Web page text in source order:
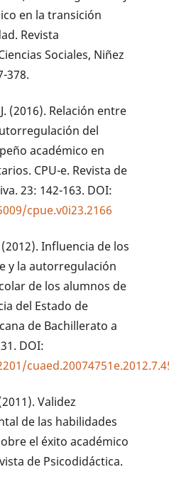
en la transición
Revista
Sociales, Niñez
378.
(2016). Relación entre
del
académico en
CPU-e. Revista de
23: 142-163. DOI:
cpue.v0i23.2166
(2012). Influencia de los
y la autorregulación
de los alumnos de
del Estado de
de Bachillerato a
DOI:
Validez
de las habilidades
el éxito académico
de Psicodidáctica.